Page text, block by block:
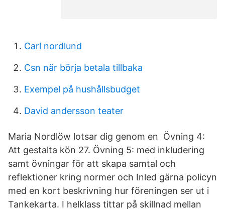
Carl nordlund
Csn när börja betala tillbaka
Exempel på hushållsbudget
David andersson teater
Maria Nordlöw lotsar dig genom en Övning 4:
Att gestalta kön 27. Övning 5: med inkludering
samt övningar för att skapa samtal och
reflektioner kring normer och Inled gärna policyn
med en kort beskrivning hur föreningen ser ut i
Tankekarta. I helklass tittar på skillnad mellan